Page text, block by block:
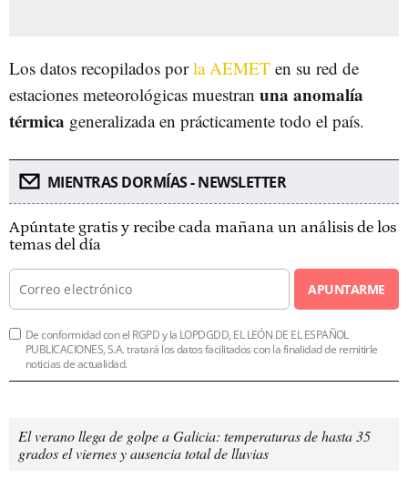
Los datos recopilados porla AEMET en su red de
estaciones meteorológicas muestran una anomalía
térmica generalizada en prácticamente todo el país.
MIENTRAS DORMÍAS - NEWSLETTER
Apúntate gratis y recibe cada mañana un análisis de los
temas del día
APUNTARME
De conformidad con el RGPD y la LOPDGDD, EL LEÓN DE EL ESPAÑOL
PUBLICACIONES, S.A. tratará los datos facilitados con la finalidad de remitirle
noticias de actualidad.
El verano llega de golpe a Galicia: temperaturas de hasta 35
grados el viernes y ausencia total de lluvias